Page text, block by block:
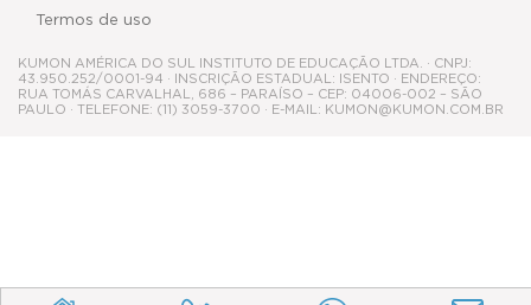
Termos de uso
KUMON AMÉRICA DO SUL INSTITUTO DE EDUCAÇÃO LTDA. · CNPJ:
43.950.252/0001-94 · INSCRIÇÃO ESTADUAL: ISENTO · ENDEREÇO:
RUA TOMÁS CARVALHAL, 686 – PARAÍSO – CEP: 04006-002 – SÃO
PAULO · TELEFONE: (11) 3059-3700 · E-MAIL: KUMON@KUMON.COM.BR